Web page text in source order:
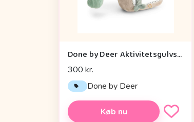
Done by Deer Aktivitetsgulvspejl - Dotti - Sand
300 kr.
Done by Deer
Køb nu